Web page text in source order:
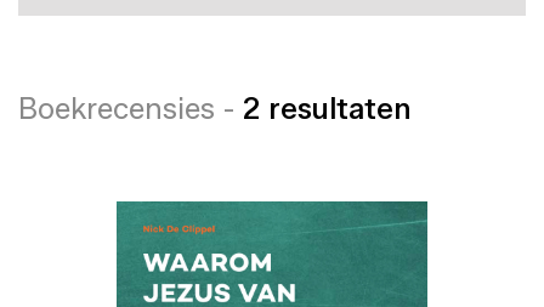
Boekrecensies - 2 resultaten